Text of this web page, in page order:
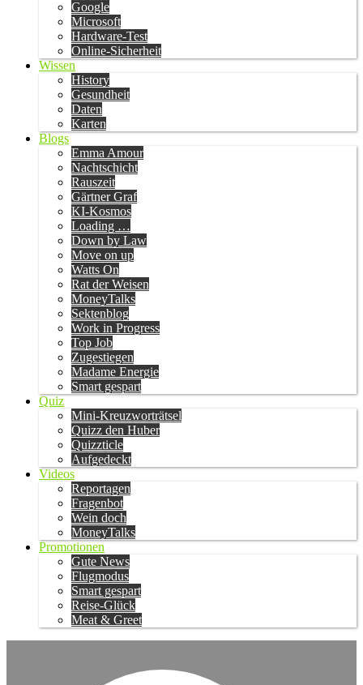
Google
Microsoft
Hardware-Test
Online-Sicherheit
Wissen
History
Gesundheit
Daten
Karten
Blogs
Emma Amour
Nachtschicht
Rauszeit
Gärtner Graf
KI-Kosmos
Loading …
Down by Law
Move on up
Watts On
Rat der Weisen
MoneyTalks
Sektenblog
Work in Progress
Top Job
Zugestiegen
Madame Energie
Smart gespart
Quiz
Mini-Kreuzworträtsel
Quizz den Huber
Quizzticle
Aufgedeckt
Videos
Reportagen
Fragenbot
Wein doch
MoneyTalks
Promotionen
Gute News
Flugmodus
Smart gespart
Reise-Glück
Meat & Greet